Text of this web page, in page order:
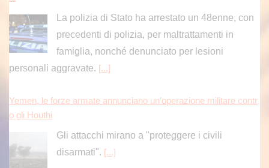
La polizia di Stato ha arrestato un 48enne, con
precedenti di polizia, per maltrattamenti in
famiglia, nonché denunciato per lesioni
personali aggravate. [...]
Yemen, le forze armate annunciano un’operazione militare contr
o gli Houthi
Gli attacchi mirano a "proteggere i civili
disarmati". [...]